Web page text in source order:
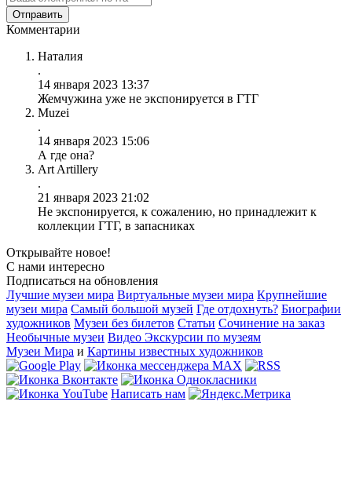
Комментарии
Наталия
.
14 января 2023 13:37
Жемчужина уже не экспонируется в ГТГ
Muzei
.
14 января 2023 15:06
А где она?
Art Artillery
.
21 января 2023 21:02
Не экспонируется, к сожалению, но принадлежит к
коллекции ГТГ, в запасниках
Открывайте новое!
С нами интересно
Подписаться на обновления
Лучшие музеи мира Виртуальные музеи мира Крупнейшие
музеи мира Самый большой музей Где отдохнуть? Биографии
художников Музеи без билетов Статьи Сочинение на заказ
Необычные музеи Видео Экскурсии по музеям
Музеи Мира и Картины известных художников
Написать нам